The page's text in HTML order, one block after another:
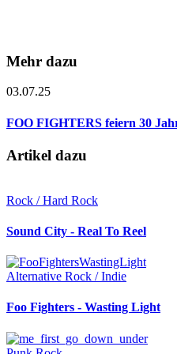
Mehr dazu
03.07.25
FOO FIGHTERS feiern 30
Artikel dazu
Rock / Hard Rock
Sound City - Real To Reel
Alternative Rock / Indie
Foo Fighters - Wasting Light